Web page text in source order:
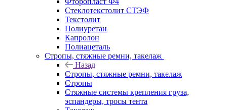
Стеклотекстолит СТЭФ
Текстолит
Полиуретан
Капролон
Полиацеталь
Стропы, стяжные ремни, такелаж
Назад
Стропы, стяжные ремни, такелаж
Стропы
Стяжные системы крепления груза,
эспандеры, тросы тента